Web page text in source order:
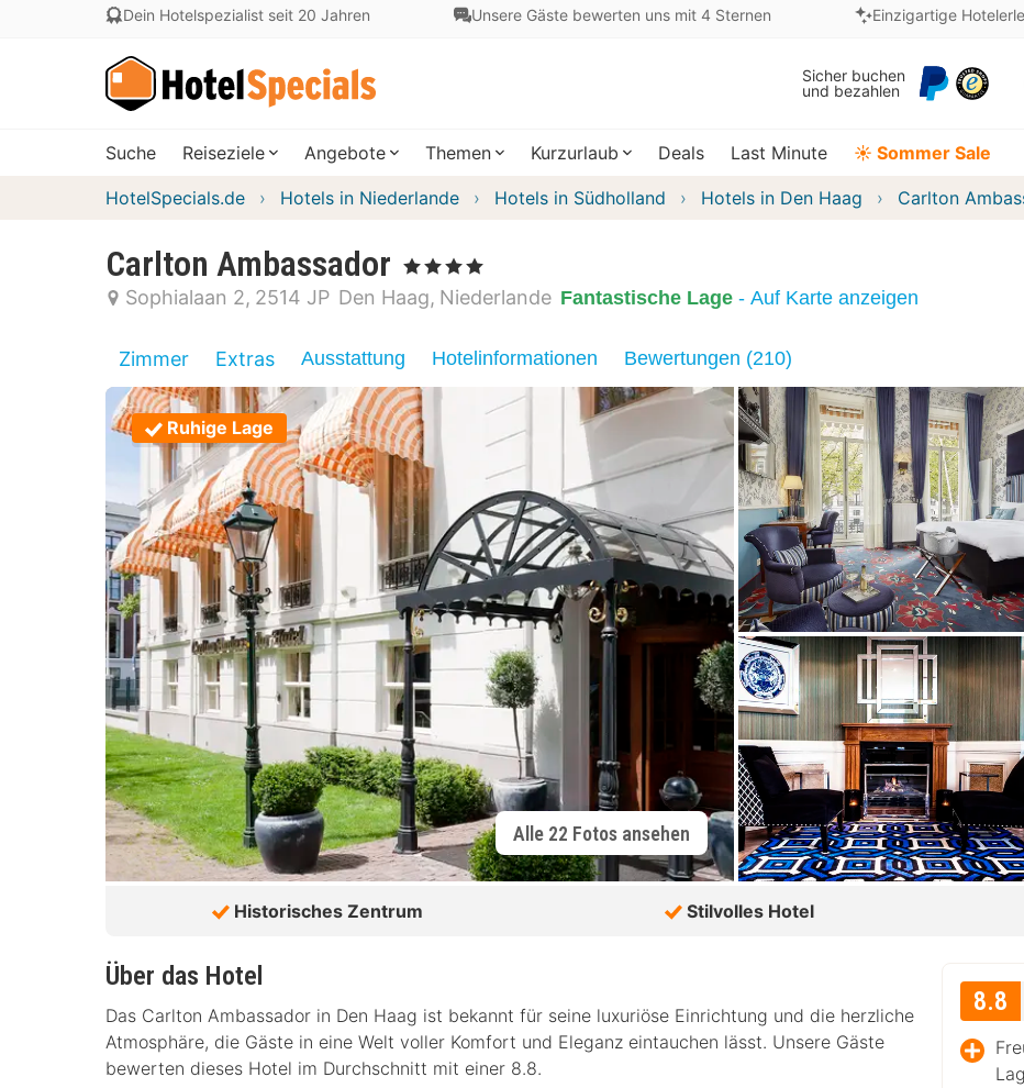
Dein Hotelspezialist seit 20 Jahren Unsere Gäste bewerten uns mit 4 Sternen Einzigartige
Sicher buchen
und bezahlen
Suche Reiseziele Angebote Themen Kurzurlaub Deals Last Minute ☀️ Sommer Sale
HotelSpecials.de Hotels in Niederlande Hotels in Südholland Hotels in Den Haag Carlton
Carlton Ambassador , 4 Sterne
Sophialaan 2 2514 JP Den Haag Niederlande Fantastische Lage - Auf Karte anzeigen
Zimmer Extras Ausstattung Hotelinformationen Bewertungen (210)
Ruhige Lage
Alle 22 Fotos ansehen
Historisches Zentrum Stilvolles Hotel
Über das Hotel
Das Carlton Ambassador in Den Haag ist bekannt für seine luxuriöse Einrichtung und die herzliche
Atmosphäre, die Gäste in eine Welt voller Komfort und Eleganz eintauchen lässt. Unsere Gäste
bewerten dieses Hotel im Durchschnitt mit einer 8.8.
8.8